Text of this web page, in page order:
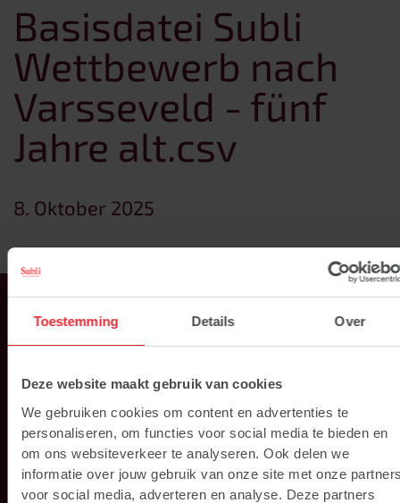
Toestemming Details Over
Deze website maakt gebruik van cookies
We gebruiken cookies om content en advertenties te
personaliseren, om functies voor social media te bieden en
om ons websiteverkeer te analyseren. Ook delen we
informatie over jouw gebruik van onze site met onze
voor social media, adverteren en analyse. Deze partners
Basisdatei Subli
Wettbewerb nach
Varsseveld - fünf
Jahre alt.csv
8. Oktober 2025
Direkt nach